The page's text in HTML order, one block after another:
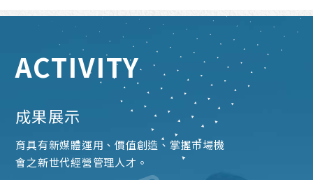
ACTIVITY
成果展示
育具有新媒體運用、價值創造、掌握市場機
會之新世代經營管理人才。